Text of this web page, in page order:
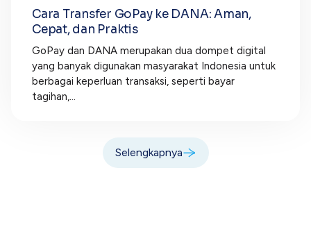
Cara Transfer GoPay ke DANA: Aman,
Cepat, dan Praktis
GoPay dan DANA merupakan dua dompet digital
yang banyak digunakan masyarakat Indonesia untuk
berbagai keperluan transaksi, seperti bayar
tagihan,...
Selengkapnya